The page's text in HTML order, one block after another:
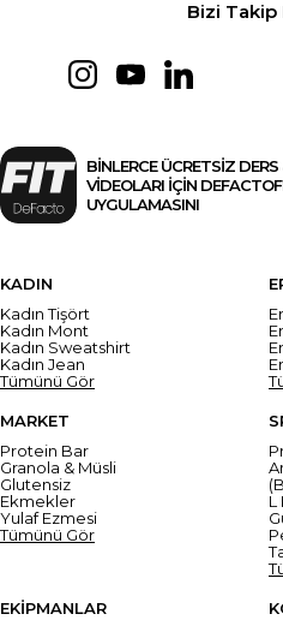
Bizi Takip
BİNLERCE ÜCRETSİZ
VİDEOLARI İÇİN
UYGULAMASINI
KADIN
Kadın Tişört
Kadın Mont
Kadın Sweatshirt
Kadın Jean
Tümünü Gör
MARKET
Protein Bar
Granola & Müsli
Glutensiz
Ekmekler
Yulaf Ezmesi
Tümünü Gör
L
EKİPMANLAR